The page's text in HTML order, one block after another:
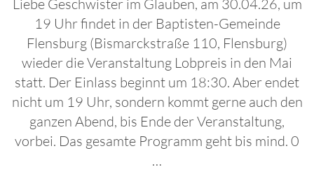
Liebe Geschwister im Glauben, am 30.04.26, um
19 Uhr findet in der Baptisten-Gemeinde
Flensburg (Bismarckstraße 110, Flensburg)
wieder die Veranstaltung Lobpreis in den Mai
statt. Der Einlass beginnt um 18:30. Aber endet
nicht um 19 Uhr, sondern kommt gerne auch den
ganzen Abend, bis Ende der Veranstaltung,
vorbei. Das gesamte Programm geht bis mind. 0
…